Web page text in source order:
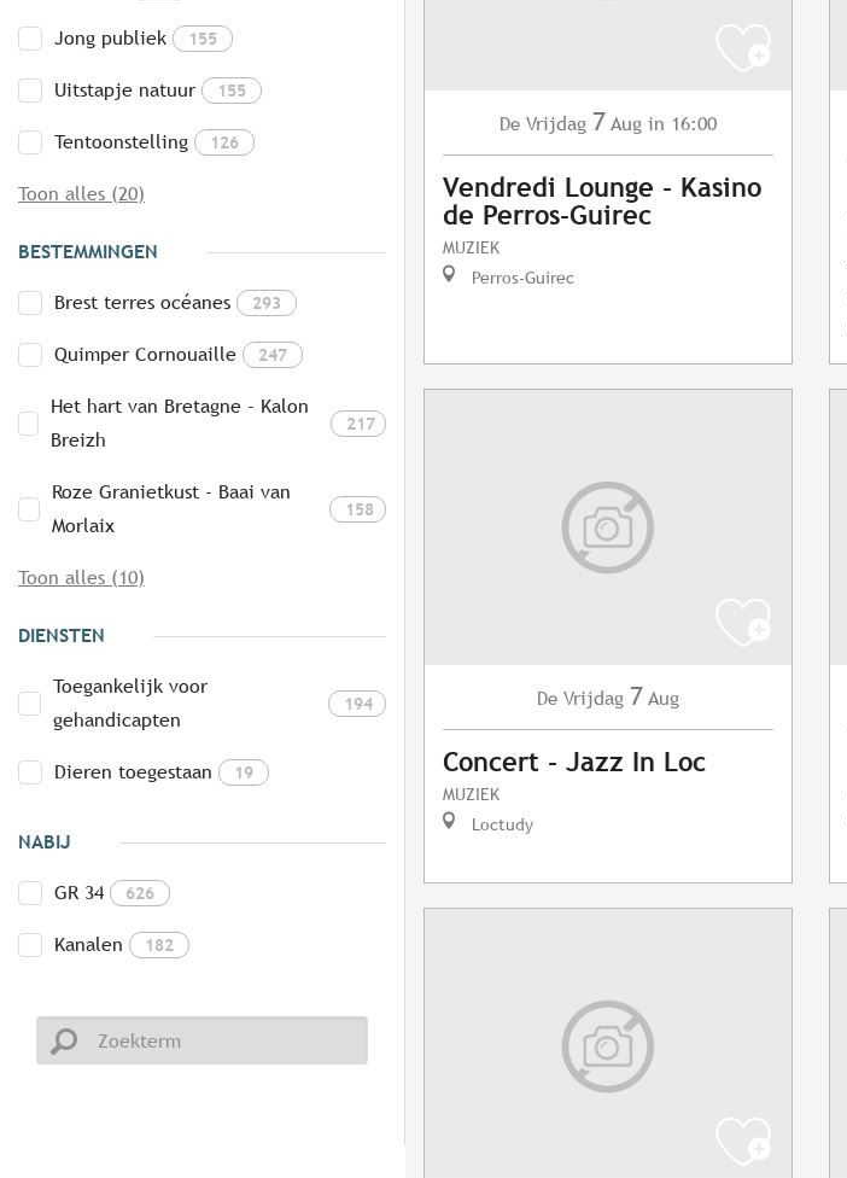
Jong publiek 155
Uitstapje natuur 155
Tentoonstelling 126
Toon alles (20)
BESTEMMINGEN
Brest terres océanes 293
Quimper Cornouaille 247
Het hart van Bretagne - Kalon
Breizh
217
Roze Granietkust - Baai van
Morlaix
158
Toon alles (10)
DIENSTEN
Toegankelijk voor
gehandicapten
194
Dieren toegestaan 19
NABIJ
GR 34 626
Kanalen 182
De Vrijdag 7 Aug in 16:00
Vendredi Lounge - Kasino
de Perros-Guirec
MUZIEK
Perros-Guirec
De Vrijdag 7 Aug
Concert - Jazz In Loc
MUZIEK
Loctudy